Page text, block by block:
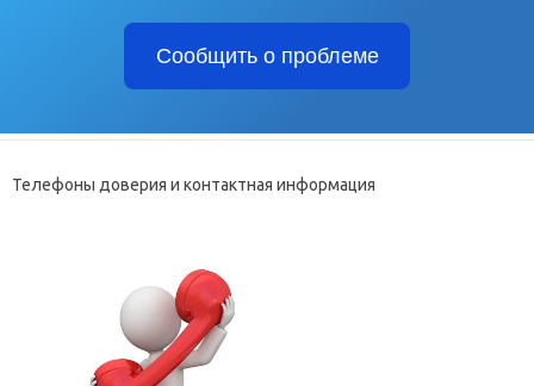
Сообщить о проблеме
Телефоны доверия и контактная информация